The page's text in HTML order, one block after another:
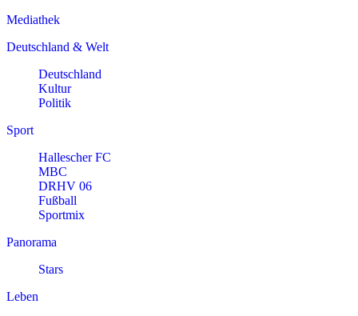
Mediathek
Deutschland & Welt
Deutschland
Kultur
Politik
Sport
Hallescher FC
MBC
DRHV 06
Fußball
Sportmix
Panorama
Stars
Leben